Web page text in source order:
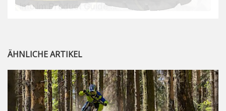
ÄHNLICHE ARTIKEL